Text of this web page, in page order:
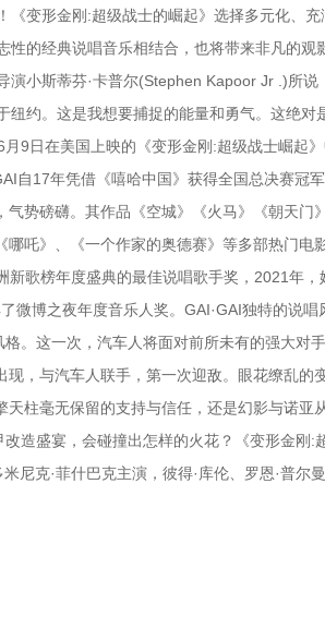
变形金刚:超级战士的崛起》选择多元化、充
的经典说唱音乐相结合，也将带来非凡的观
小斯蒂芬·卡普尔(Stephen Kapoor Jr .)所说
约。这是我想要捕捉的能量和勇气。这绝对
9日在美国上映的《变形金刚:超级战士崛起
自17年凭借《嘻哈中国》获得全国总决赛冠
势磅礴。其作品《空城》《火马》《朝天门
吒》、《一个作家的奥德赛》等多部热门电
歌榜年度盛典的最佳说唱歌手奖，2021年，
微博之夜年度音乐人奖。GAI·GAI独特的说唱
。这一次，汽车人将面对前所未有的强大对
，与汽车人联手，第一次迎敌。眼花缭乱的
柱毫无保留的支持与信任，还是幻影与诺亚
造盛宴，会碰撞出怎样的火花？《变形金刚:
尼克·菲什巴克主演，彼得·库伦、罗恩·普尔